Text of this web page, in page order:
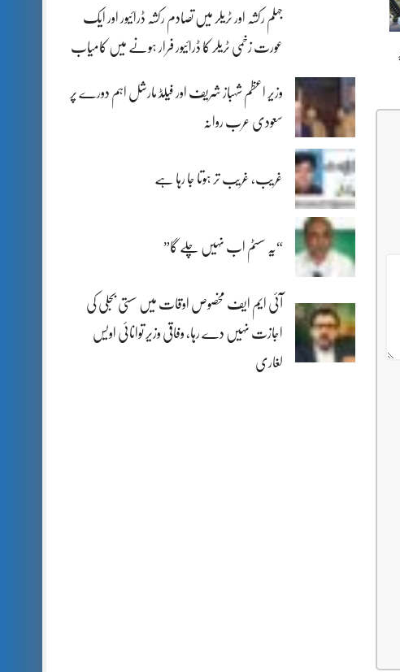
جہلم رکشہ اور ٹریلر میں تصادم رکشہ ڈرائیور اور ایک
عورت زخمی ٹریلر کا ڈرائیور فرار ہونے میں کامیاب
وزیر اعظم شہباز شریف اور فیلڈ مارشل اہم دورے پر
سعودی عرب روانہ
غریب، غریب تر ہوتا جا رہا ہے
“یہ سسٹم اب نہیں چلے گا”
آئی ایم ایف مخصوص اوقات میں سستی بجلی کی
اجازت نہیں دے رہا، وفاقی وزیر توانائی اویس
لغاری